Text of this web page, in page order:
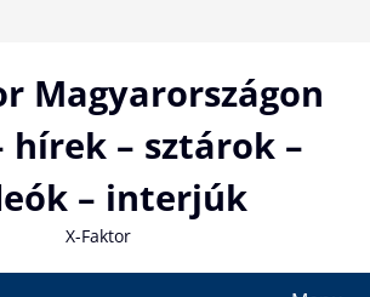
Magyarországon
hírek – sztárok –
– interjúk
X-Faktor